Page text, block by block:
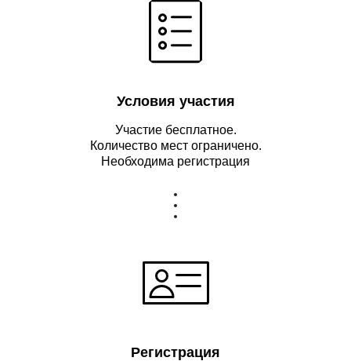
Условия участия
Участие бесплатное.
Количество мест ограничено.
Необходима регистрация
Регистрация